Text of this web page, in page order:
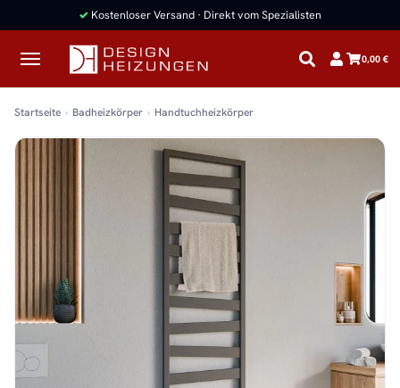
✓ Kostenloser Versand · Direkt vom Spezialisten
0,00 €
Startseite Badheizkörper Handtuchheizkörper